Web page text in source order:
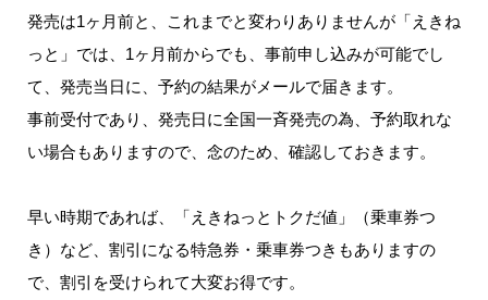
発売は1ヶ月前と、これまでと変わりありませんが「えきね
っと」では、1ヶ月前からでも、事前申し込みが可能でし
て、発売当日に、予約の結果がメールで届きます。
事前受付であり、発売日に全国一斉発売の為、予約取れな
い場合もありますので、念のため、確認しておきます。
早い時期であれば、「えきねっとトクだ値」（乗車券つ
き）など、割引になる特急券・乗車券つきもありますの
で、割引を受けられて大変お得です。